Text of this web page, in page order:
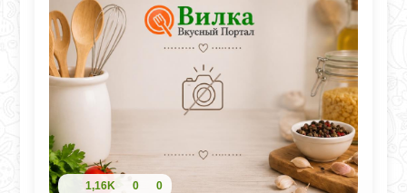
1,16K 0 0